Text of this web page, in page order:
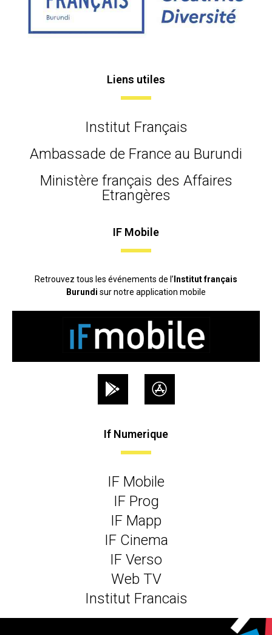
Liens utiles
Institut Français
Ambassade de France au Burundi
Ministère français des Affaires
Etrangères
IF Mobile
Retrouvez tous les événements de l’ Institut français
Burundi sur notre application mobile
If Numerique
IF Mobile
IF Prog
IF Mapp
IF Cinema
IF Verso
Web TV
Institut Francais